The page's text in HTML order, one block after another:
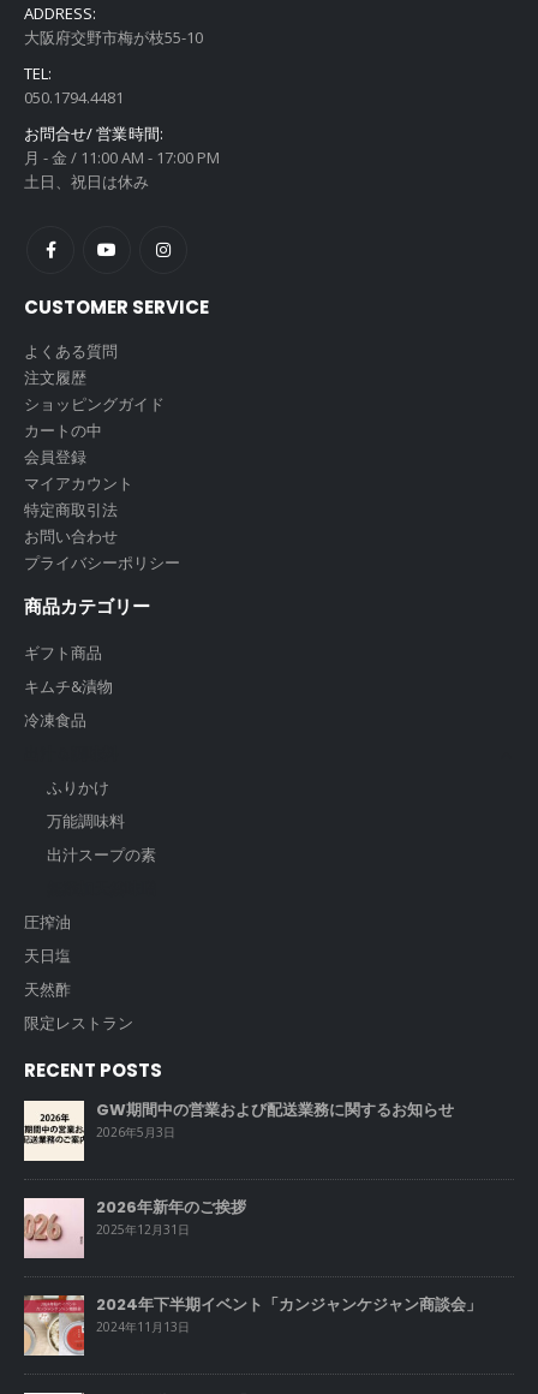
ADDRESS:
大阪府交野市梅が枝55-10
TEL:
050.1794.4481
お問合せ/ 営業時間:
月 - 金 / 11:00 AM - 17:00 PM
土日、祝日は休み
CUSTOMER SERVICE
よくある質問
注文履歴
ショッピングガイド
カートの中
会員登録
マイアカウント
特定商取引法
お問い合わせ
プライバシーポリシー
商品カテゴリー
ギフト商品
キムチ&漬物
冷凍食品
ふりかけ
万能調味料
出汁スープの素
圧搾油
天日塩
天然酢
限定レストラン
RECENT POSTS
GW期間中の営業および配送業務に関するお知らせ
2026年5月3日
2026年新年のご挨拶
2025年12月31日
2024年下半期イベント「カンジャンケジャン商談会」
2024年11月13日